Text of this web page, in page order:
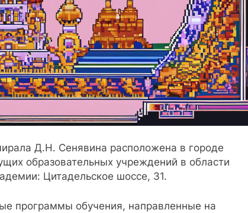
Д.Н. Сенявина расположена в городе
образовательных учреждений в области
Цитадельское шоссе, 31.
программы обучения, направленные на